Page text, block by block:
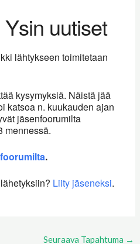
uutiset
lähtykseen toimitetaan
kysymyksiä. Näistä jää
katsoa n. kuukauden ajan
jäsenfoorumilta
mennessä.
foorumilta.
Liity jäseneksi.
Seuraava Tapahtuma →